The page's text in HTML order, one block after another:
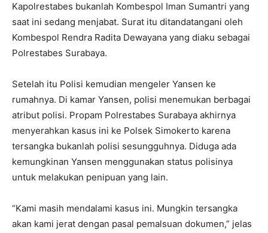
Kapolrestabes bukanlah Kombespol Iman Sumantri yang
saat ini sedang menjabat. Surat itu ditandatangani oleh
Kombespol Rendra Radita Dewayana yang diaku sebagai
Polrestabes Surabaya.
Setelah itu Polisi kemudian mengeler Yansen ke
rumahnya. Di kamar Yansen, polisi menemukan berbagai
atribut polisi. Propam Polrestabes Surabaya akhirnya
menyerahkan kasus ini ke Polsek Simokerto karena
tersangka bukanlah polisi sesungguhnya. Diduga ada
kemungkinan Yansen menggunakan status polisinya
untuk melakukan penipuan yang lain.
“Kami masih mendalami kasus ini. Mungkin tersangka
akan kami jerat dengan pasal pemalsuan dokumen,” jelas